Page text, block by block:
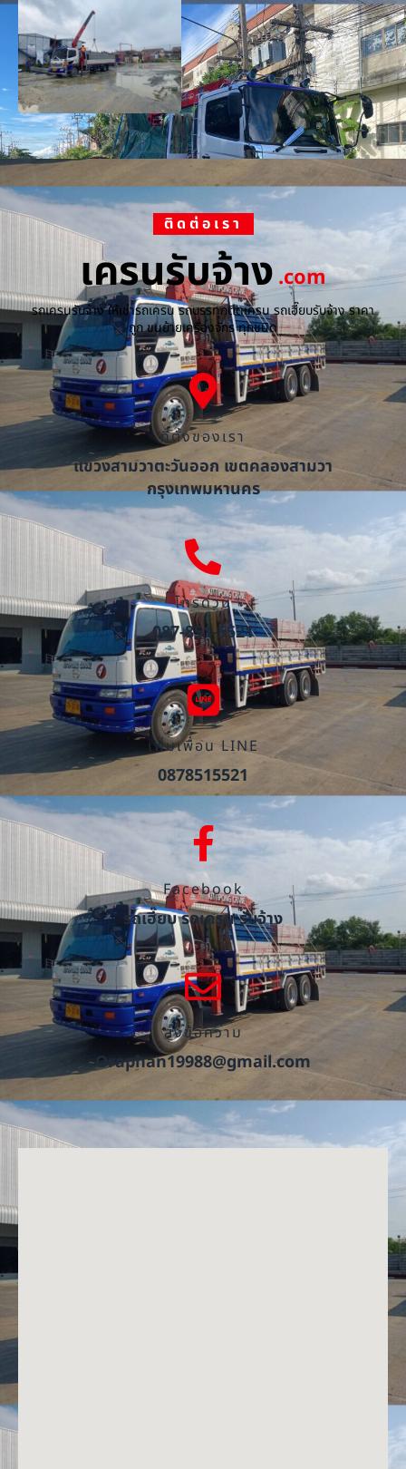
ติดต่อเรา
เครนรับจ้าง.com
รถเครนรับจ้าง ให้เช่ารถเครน รถบรรทุกติดเครน รถเฮี๊ยบรับจ้าง ราคา
ถูก ขนย้ายเครื่องจักร ทุกชนิด
ที่ตั้งของเรา
แขวงสามวาตะวันออก เขตคลองสามวา
กรุงเทพมหานคร
โทรด่วน
087-851-5521
เพิ่มเพื่อน LINE
0878515521
Facebook
รถเฮี๊ยบ รถเครน รับจ้าง
ส่งข้อความ
Oraphan19988@gmail.com